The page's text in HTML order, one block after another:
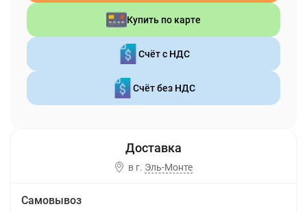
Купить по карте
Счёт с НДС
Счёт без НДС
в г. Эль-Монте
Самовывоз